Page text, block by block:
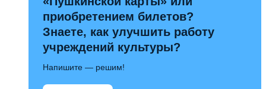
приобретением билетов?
Знаете, как улучшить работу
учреждений культуры?
Напишите — решим!